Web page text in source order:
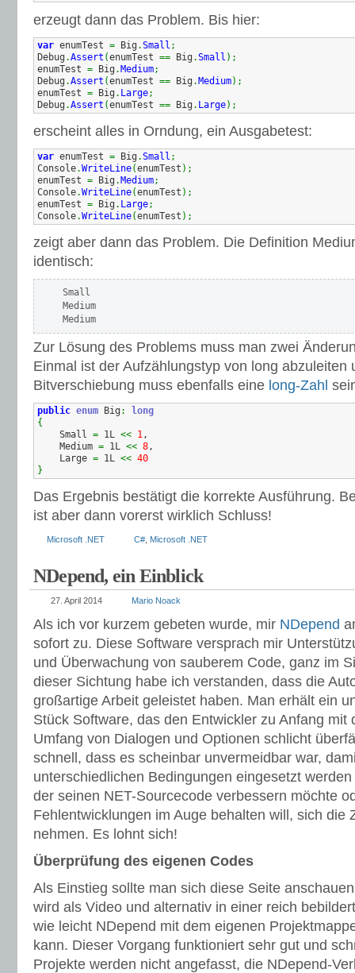
erzeugt dann das Problem. Bis hier:
var enumTest = Big .Small ;
Debug .Assert (enumTest == Big .Small ) ;
enumTest = Big . Medium;
Debug .Assert (enumTest == Big . Medium) ;
enumTest = Big . Large;
Debug .Assert (enumTest == Big . Large) ;
erscheint alles in Orndung, ein Ausgabetest:
var enumTest = Big .Small ;
Console.WriteLine(enumTest ) ;
enumTest = Big . Medium;
Console.WriteLine(enumTest ) ;
enumTest = Big . Large;
Console.WriteLine(enumTest ) ;
zeigt aber dann das Problem. Die Definition
identisch:
Small
Medium
Medium
Zur Lösung des Problems muss man zwei
Einmal ist der Aufzählungstyp von long abzuleiten
Bitverschiebung muss ebenfalls eine long-Zahl
public enum Big :
long
{
    Small
= 1L << 1,
    Medium
= 1L << 8,
    Large
= 1L << 40
}
Das Ergebnis bestätigt die korrekte Ausführung.
ist aber dann vorerst wirklich Schluss!
Microsoft .NET C# Microsoft .NET
NDepend, ein Einblick
27. April 2014 Mario Noack
Als ich vor kurzem gebeten wurde, mir NDepend
sofort zu. Diese Software versprach mir
und Überwachung von sauberem Code, ganz im
dieser Sichtung habe ich verstanden, dass die
großartige Arbeit geleistet haben. Man erhält ein
Stück Software, das den Entwickler zu Anfang mit
Umfang von Dialogen und Optionen schlicht
schnell, dass es scheinbar unvermeidbar war,
unterschiedlichen Bedingungen eingesetzt
der seinen NET-Sourcecode verbessern möchte
Fehlentwicklungen im Auge behalten will, sich die
nehmen. Es lohnt sich!
Überprüfung des eigenen Codes
Als Einstieg sollte man sich diese Seite
wird als Video und alternativ in einer reich
wie leicht NDepend mit dem eigenen
kann. Dieser Vorgang funktioniert sehr gut und
Projekte werden nicht angefasst, die NDepend-